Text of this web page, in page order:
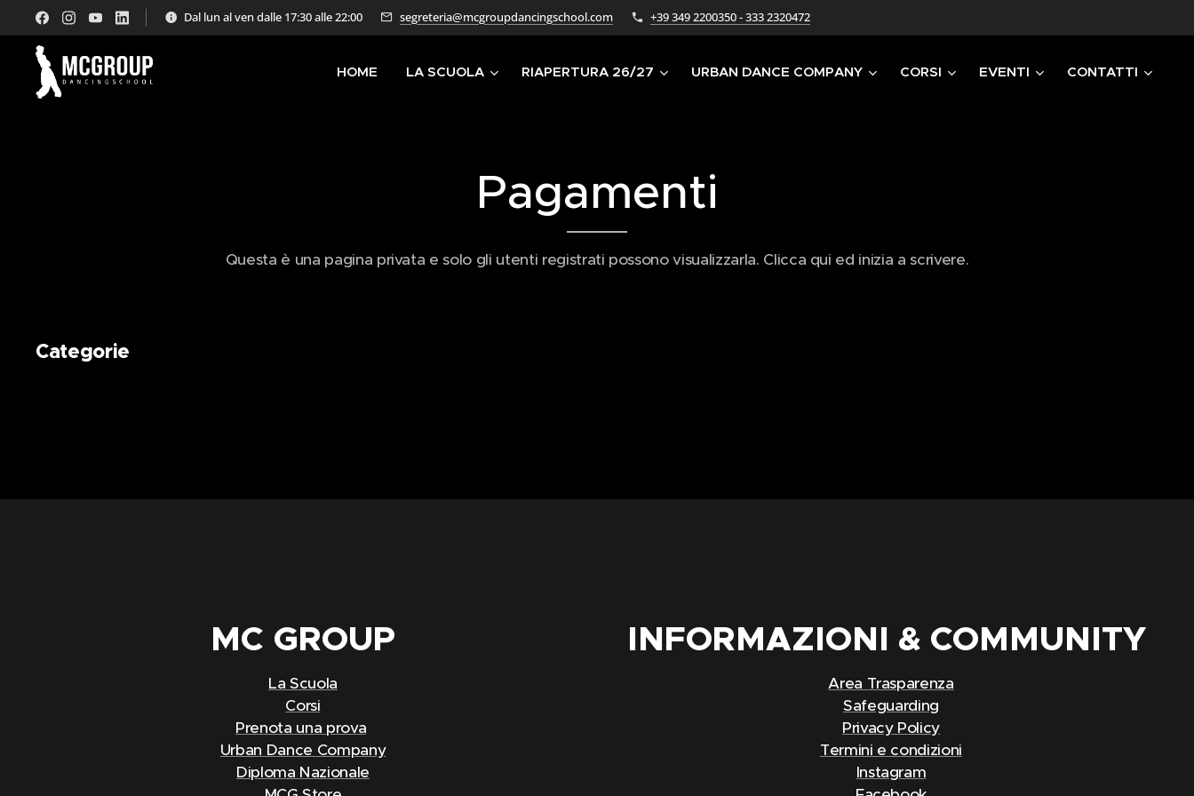
Dal lun al ven dalle 17:30 alle 22:00 segreteria@mcgroupdancingschool.com +39 349 2200350 - 333 2320472
HOME LA SCUOLA RIAPERTURA 26/27 URBAN DANCE COMPANY CORSI EVENTI CONTATTI
Pagamenti
Questa è una pagina privata e solo gli utenti registrati possono visualizzarla. Clicca qui ed inizia a scrivere.
Categorie
MC GROUP
La Scuola
Corsi
Prenota una prova
Urban Dance Company
Diploma Nazionale
INFORMAZIONI & COMMUNITY
Area Trasparenza
Safeguarding
Privacy Policy
Termini e condizioni
Instagram